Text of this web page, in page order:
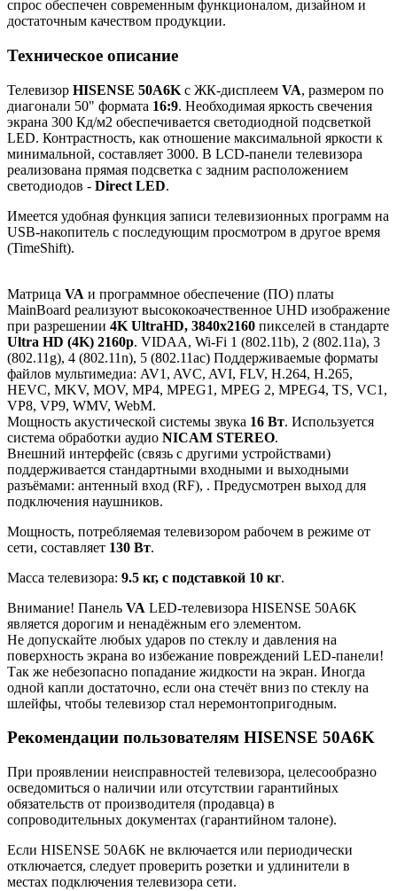
спрос обеспечен современным функционалом, дизайном и
достаточным качеством продукции.
Техническое описание
Телевизор HISENSE 50A6K с ЖК-дисплеем VA, размером по
диагонали 50" формата 16:9. Необходимая яркость свечения
экрана 300 Кд/м2 обеспечивается светодиодной подсветкой
LED. Контрастность, как отношение максимальной яркости к
минимальной, составляет 3000. В LCD-панели телевизора
реализована прямая подсветка с задним расположением
светодиодов - Direct LED.
Имеется удобная функция записи телевизионных программ на
USB-накопитель с последующим просмотром в другое время
(TimeShift).
Матрица VA и программное обеспечение (ПО) платы
MainBoard реализуют высококоачественное UHD изображение
при разрешении 4K UltraHD, 3840x2160 пикселей в стандарте
Ultra HD (4K) 2160p. VIDAA, Wi-Fi 1 (802.11b), 2 (802.11a), 3
(802.11g), 4 (802.11n), 5 (802.11ac) Поддерживаемые форматы
файлов мультимедиа: AV1, AVC, AVI, FLV, H.264, H.265,
HEVC, MKV, MOV, MP4, MPEG1, MPEG 2, MPEG4, TS, VC1,
VP8, VP9, WMV, WebM.
Мощность акустической системы звука 16 Вт. Используется
система обработки аудио NICAM STEREO.
Внешний интерфейс (связь с другими устройствами)
поддерживается стандартными входными и выходными
разъёмами: антенный вход (RF), . Предусмотрен выход для
подключения наушников.
Мощность, потребляемая телевизором рабочем в режиме от
сети, составляет 130 Вт.
Масса телевизора: 9.5 кг, с подставкой 10 кг.
Внимание! Панель VA LED-телевизора HISENSE 50A6K
является дорогим и ненадёжным его элементом.
Не допускайте любых ударов по стеклу и давления на
поверхность экрана во избежание повреждений LED-панели!
Так же небезопасно попадание жидкости на экран. Иногда
одной капли достаточно, если она стечёт вниз по стеклу на
шлейфы, чтобы телевизор стал неремонтопригодным.
Рекомендации пользователям HISENSE 50A6K
При проявлении неисправностей телевизора, целесообразно
осведомиться о наличии или отсутствии гарантийных
обязательств от производителя (продавца) в
сопроводительных документах (гарантийном талоне).
Если HISENSE 50A6K не включается или периодически
отключается, следует проверить розетки и удлинители в
местах подключения телевизора сети.